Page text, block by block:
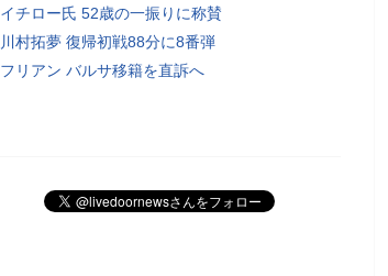
イチロー氏 52歳の一振りに称賛
川村拓夢 復帰初戦88分に8番弾
フリアン バルサ移籍を直訴へ